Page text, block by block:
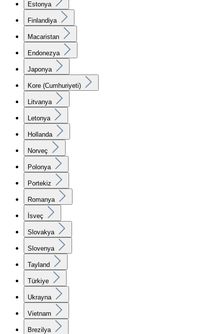
Estonya
Finlandiya
Macaristan
Endonezya
Japonya
Kore (Cumhuriyeti)
Litvanya
Letonya
Hollanda
Norveç
Polonya
Portekiz
Romanya
İsveç
Slovakya
Slovenya
Tayland
Türkiye
Ukrayna
Vietnam
Brezilya